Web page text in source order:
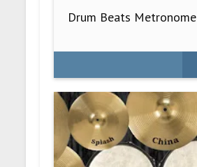
Drum Beats Metronome